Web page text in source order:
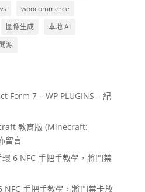
woocommerce
圖像生成
本地 AI
開源
Form 7 – WP PLUGINS – 紀
教育版 (Minecraft:
留言
6 NFC 手把手教學，將門禁
NFC 手把手教學，將門禁卡放